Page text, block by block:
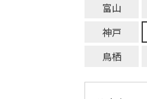
富山
神戸
鳥栖